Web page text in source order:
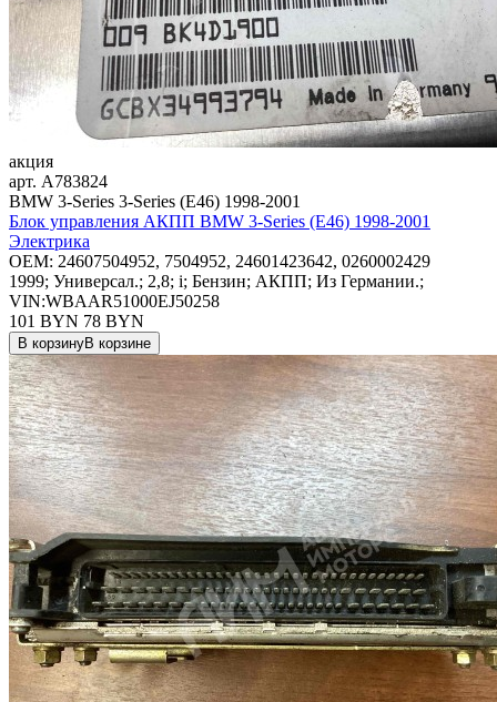
акция
арт. A783824
BMW 3-Series 3-Series (E46) 1998-2001
Блок управления АКПП BMW 3-Series (E46) 1998-2001
Электрика
OEM: 24607504952, 7504952, 24601423642, 0260002429
1999; Универсал.; 2,8; i; Бензин; АКПП; Из Германии.;
VIN:WBAAR51000EJ50258
101 BYN 78 BYN
В корзинуВ корзине